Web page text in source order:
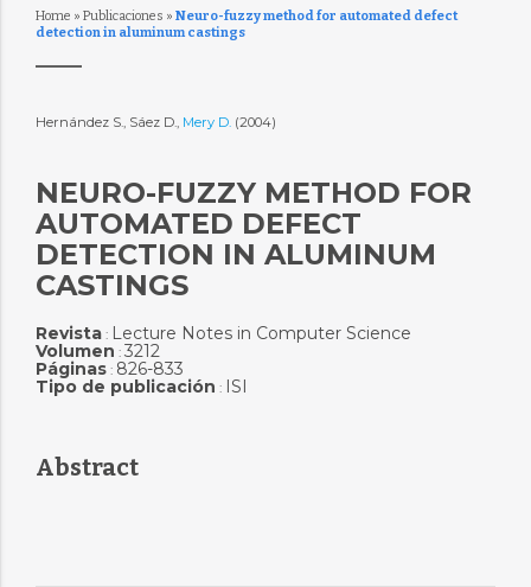
Home » Publicaciones » Neuro-fuzzy method for automated defect
detection in aluminum castings
Hernández S., Sáez D., Mery D. (2004)
NEURO-FUZZY METHOD FOR
AUTOMATED DEFECT
DETECTION IN ALUMINUM
CASTINGS
Revista: Lecture Notes in Computer Science
Volumen : 3212
Páginas: 826-833
Tipo de publicación : ISI
Abstract